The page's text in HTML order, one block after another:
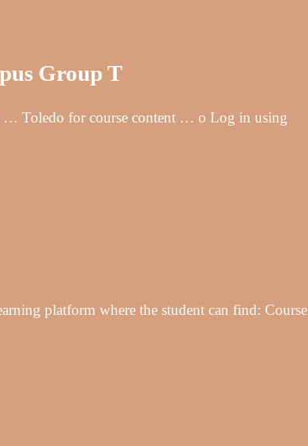
Group T
… Toledo for course content … o Log in using
platform where the student can find: